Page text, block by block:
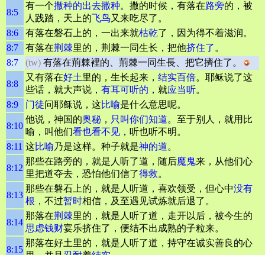
8:5
有一个撒种的出去撒种。撒的时候，有落在路旁的，被
人践踏，天上的飞鸟又来吃尽了。
8:6
有落在磐石上的，一出来就枯乾了，因为得不着滋润。
8:7
有落在荆棘里的，荆棘一同生长，把他挤住了 。
8:7
(tw) 有落在荊棘裡的、荊棘一同生長、把它擠住了。
8:8
又有落在好土里的，生长起来， 结实百倍。耶稣说了这
些话，就大声说， 有耳可听的 ，就应当听。
8:9
门徒问耶稣说，这比喻是什么意思呢。
8:10
他说，神国的奥秘 ， 只叫你们知道。至于别人，就用比
喻，叫他们看也看不见 ，听也听不明。
8:11 这比喻乃是这样。种子就是神的道。
8:12
那些在路旁的，就是人听了道，随后魔鬼来，从他们心
里把道夺去，恐怕他们信了得救。
8:13
那些在磐石上的，就是人听道，喜欢领受，但心中没有
根 ，不过暂时相信，及至遇见试炼就后退了。
8:14
那落在荆棘里的，就是人听了道，走开以后，被今生的
思虑钱财宴乐挤住了，便结不出成熟的子粒来。
8:15
那落在好土里的，就是人听了道，持守在诚实善良的心